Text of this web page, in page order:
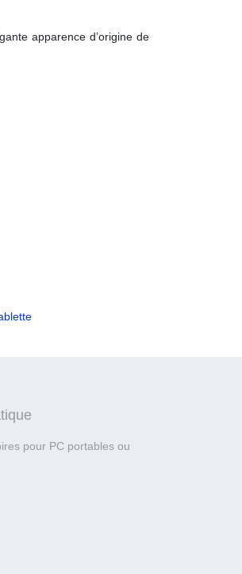
apparence d’origine de
pour PC portables ou